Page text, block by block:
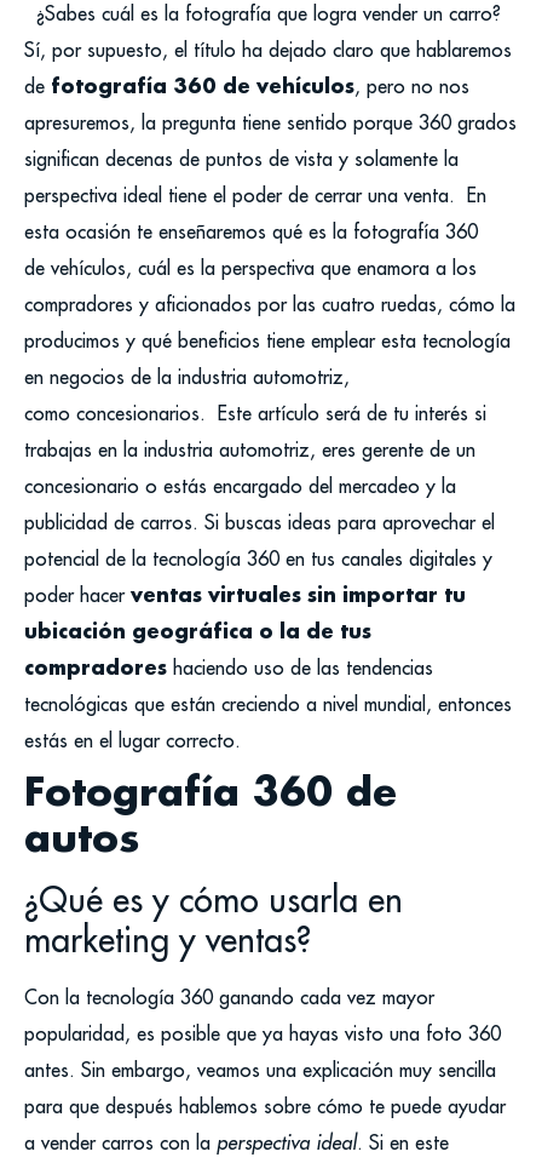
¿Sabes cuál es la fotografía que logra vender un carro?
Sí, por supuesto, el título ha dejado claro que hablaremos
de fotografía 360 de vehículos, pero no nos
apresuremos, la pregunta tiene sentido porque 360 grados
significan decenas de puntos de vista y solamente la
perspectiva ideal tiene el poder de cerrar una venta.
En
esta ocasión te enseñaremos qué es la fotografía 360
de vehículos, cuál es la perspectiva que enamora a los
compradores y aficionados por las cuatro ruedas, cómo la
producimos y qué beneficios tiene emplear esta tecnología
en negocios de la industria automotriz,
como concesionarios.
Este artículo será de tu interés si
trabajas en la industria automotriz, eres gerente de un
concesionario o estás encargado del mercadeo y la
publicidad de carros. Si buscas ideas para aprovechar el
potencial de la tecnología 360 en tus canales digitales y
poder hacer ventas virtuales sin importar tu
ubicación geográfica o la de tus
compradores haciendo uso de las tendencias
tecnológicas que están creciendo a nivel mundial, entonces
estás en el lugar correcto.
Fotografía 360 de
autos
¿Qué es y cómo usarla en
marketing y ventas?
Con la tecnología 360 ganando cada vez mayor
popularidad, es posible que ya hayas visto una foto 360
antes. Sin embargo, veamos una explicación muy sencilla
para que después hablemos sobre cómo te puede ayudar
a vender carros con la perspectiva ideal. Si en este